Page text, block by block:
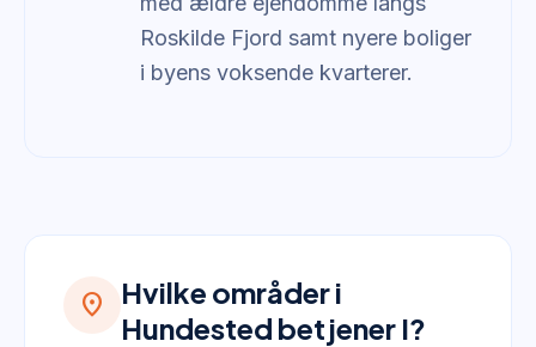
Roskilde Fjord samt nyere boliger
i byens voksende kvarterer.
location_on
Hvilke områder i
Hundested betjener I?